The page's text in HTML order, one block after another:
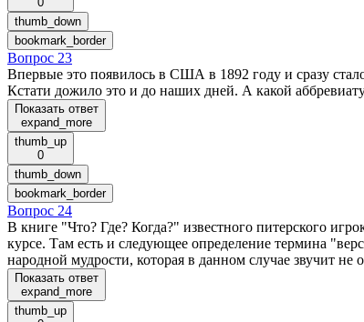
thumb_down
bookmark_border
Вопрос 23
Впервые это появилось в США в 1892 году и сразу
Кстати дожило это и до наших дней. А какой
Показать ответ
expand_more
thumb_up
0
thumb_down
bookmark_border
Вопрос 24
В книге "Что? Где? Когда?" известного питерского
курсе. Там есть и следующее определение термина
народной мудрости, которая в данном случае звучит
Показать ответ
expand_more
thumb_up